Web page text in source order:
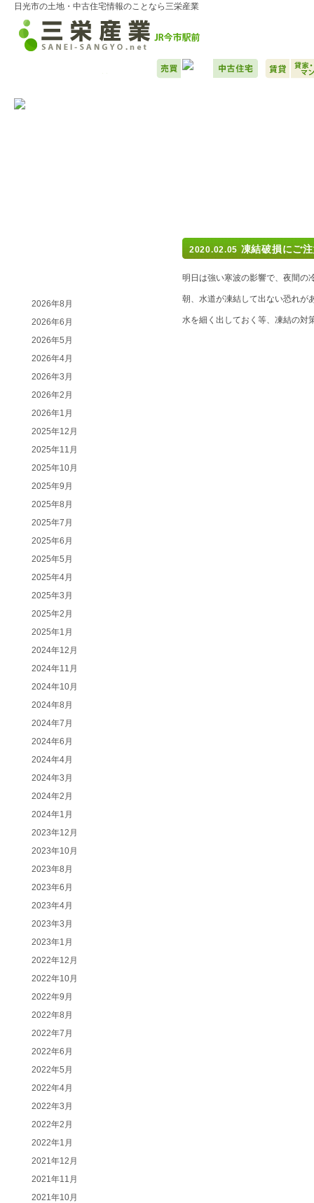
日光市の土地・中古住宅情報のことなら三栄産業
2020.02.05 凍結破損にご
明日は強い寒波の影響で、夜間の
朝、水道が凍結して出ない恐れが
水を細く出しておく等、凍結の対
2026年8月
2026年6月
2026年5月
2026年4月
2026年3月
2026年2月
2026年1月
2025年12月
2025年11月
2025年10月
2025年9月
2025年8月
2025年7月
2025年6月
2025年5月
2025年4月
2025年3月
2025年2月
2025年1月
2024年12月
2024年11月
2024年10月
2024年8月
2024年7月
2024年6月
2024年4月
2024年3月
2024年2月
2024年1月
2023年12月
2023年10月
2023年8月
2023年6月
2023年4月
2023年3月
2023年1月
2022年12月
2022年10月
2022年9月
2022年8月
2022年7月
2022年6月
2022年5月
2022年4月
2022年3月
2022年2月
2022年1月
2021年12月
2021年11月
2021年10月